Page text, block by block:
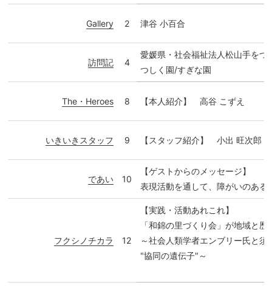
Gallery 2 津谷 小百合
訪問記 4
愛媛県・社会福祉法人松山手をつ
つしく園/すぎな園
The・Heroes 8 【本人紹介】 高谷 こずえ
いきいきスタッフ 9 【スタッフ紹介】 小出 旺次郎
であい 10
【ゲストからのメッセージ】
表現活動を通して、障がいのあ
フクシノチカラ 12
【実践・活動あれこれ】
「和錦の里づくり会」が地域と
～社会人類学者エンブリー氏と須
"協同の遺伝子"～